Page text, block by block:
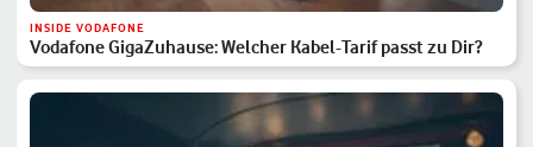
INSIDE VODAFONE
Vodafone GigaZuhause: Welcher Kabel-Tarif passt zu Dir?